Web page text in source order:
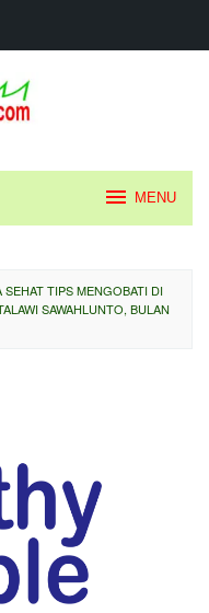
MENU
SEHAT TIPS MENGOBATI DI
SAWAHLUNTO, BULAN